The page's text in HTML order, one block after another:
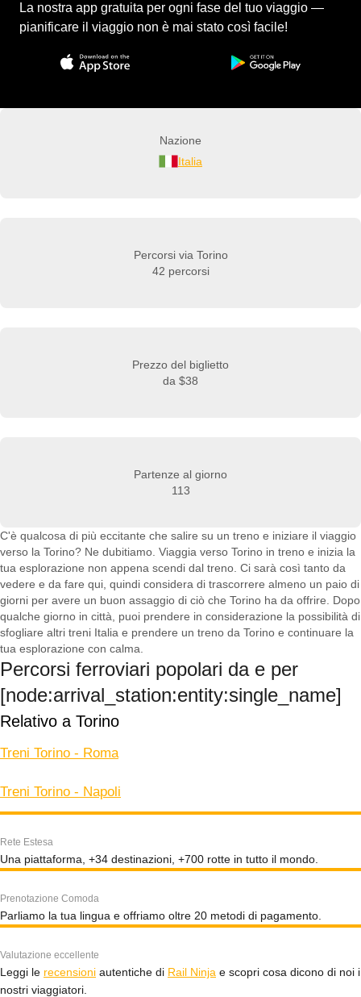
La nostra app gratuita per ogni fase del tuo viaggio —
pianificare il viaggio non è mai stato così facile!
Nazione
Italia
Percorsi via Torino
42 percorsi
Prezzo del biglietto
da $38
Partenze al giorno
113
C'è qualcosa di più eccitante che salire su un treno e iniziare il viaggio
verso la Torino? Ne dubitiamo. Viaggia verso Torino in treno e inizia la
tua esplorazione non appena scendi dal treno. Ci sarà così tanto da
vedere e da fare qui, quindi considera di trascorrere almeno un paio di
giorni per avere un buon assaggio di ciò che Torino ha da offrire. Dopo
qualche giorno in città, puoi prendere in considerazione la possibilità di
sfogliare altri treni Italia e prendere un treno da Torino e continuare la
tua esplorazione con calma.
Percorsi ferroviari popolari da e per
[node:arrival_station:entity:single_name]
Relativo a Torino
Treni Torino - Roma
Treni Torino - Napoli
Rete Estesa
Una piattaforma, +34 destinazioni, +700 rotte in tutto il mondo.
Prenotazione Comoda
Parliamo la tua lingua e offriamo oltre 20 metodi di pagamento.
Valutazione eccellente
Leggi le recensioni autentiche di Rail Ninja e scopri cosa dicono di noi i
nostri viaggiatori.